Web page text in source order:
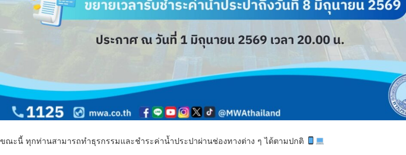
ขณะนี้ ทุกท่านสามารถทำธุรกรรมและชำระค่าน้ำประปาผ่านช่องทางต่าง ๆ ได้ตามปกติ